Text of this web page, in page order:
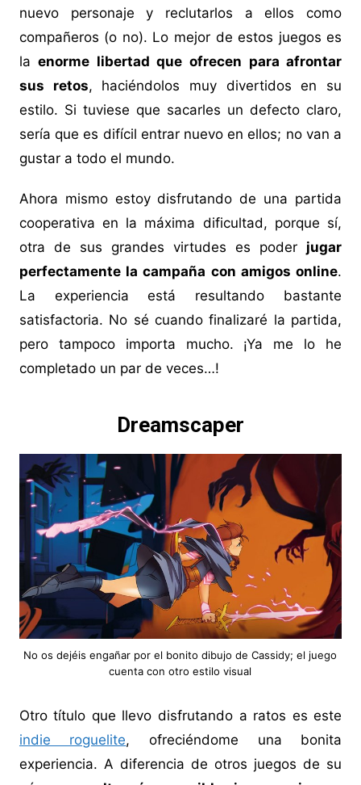
nuevo personaje y reclutarlos a ellos como
compañeros (o no). Lo mejor de estos juegos es
laenorme libertad que ofrecen para afrontar
sus retos, haciéndolos muy divertidos en su
estilo. Si tuviese que sacarles un defecto claro,
sería que es difícil entrar nuevo en ellos; no van a
gustar a todo el mundo.
Ahora mismo estoy disfrutando de una partida
cooperativa en la máxima dificultad, porque sí,
otra de sus grandes virtudes es poder jugar
perfectamente la campaña con amigos online.
La experiencia está resultando bastante
satisfactoria. No sé cuando finalizaré la partida,
pero tampoco importa mucho. ¡Ya me lo he
completado un par de veces…!
Dreamscaper
No os dejéis engañar por el bonito dibujo de Cassidy; el juego
cuenta con otro estilo visual
Otro título que llevo disfrutando a ratos es este
indie roguelite, ofreciéndome una bonita
experiencia. A diferencia de otros juegos de su